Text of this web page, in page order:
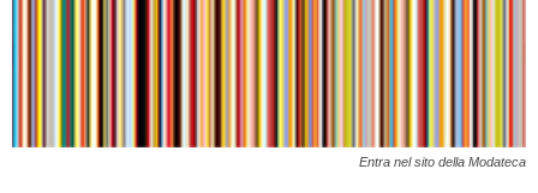
Entra nel sito della Modateca